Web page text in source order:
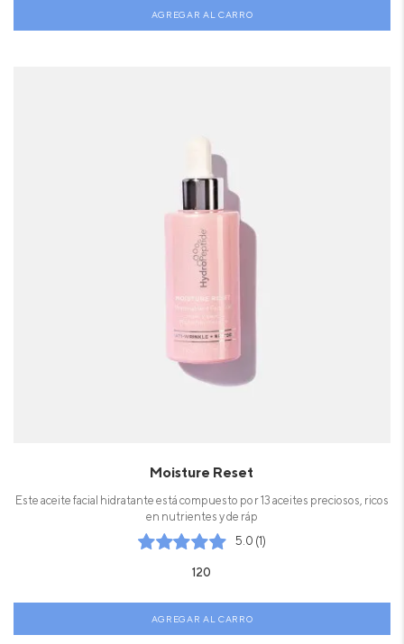
AGREGAR AL CARRO
Moisture Reset
Este aceite facial hidratante está compuesto por 13 aceites preciosos, ricos
en nutrientes y de ráp
5.0 (1)
120
AGREGAR AL CARRO